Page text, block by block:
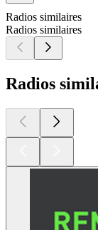
Radios similaires
Radios similaires
Radios